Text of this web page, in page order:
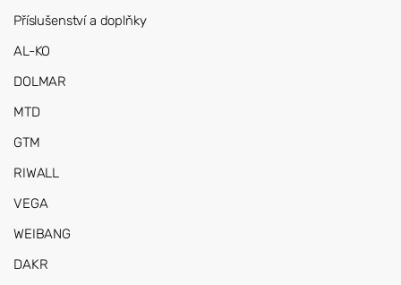
Příslušenství a doplňky
AL-KO
DOLMAR
MTD
GTM
RIWALL
VEGA
WEIBANG
DAKR